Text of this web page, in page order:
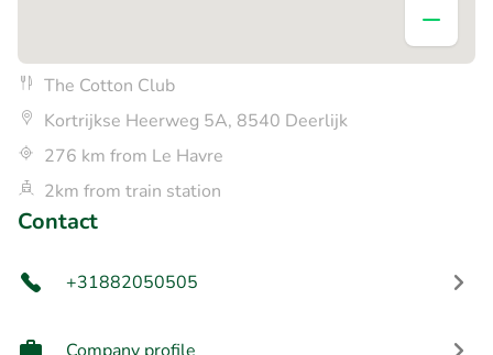
The Cotton Club
Kortrijkse Heerweg 5A, 8540 Deerlijk
276 km from Le Havre
2km from train station
Contact
+31882050505